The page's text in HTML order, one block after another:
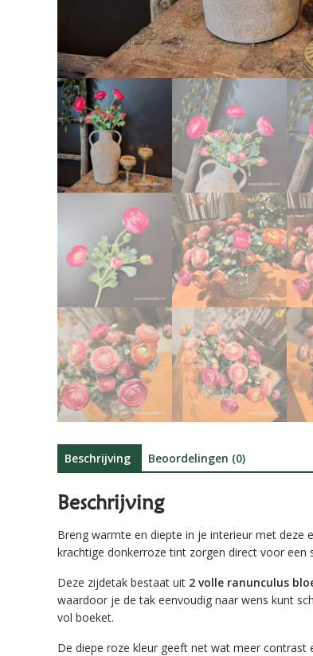
Beschrijving Beoordelingen (0)
Beschrijving
Breng warmte en diepte in je interieur met deze
krachtige donkerroze tint zorgen direct voor
Deze zijdetak bestaat uit 2 volle ranunculus
waardoor je de tak eenvoudig naar wens kunt
vol boeket.
De diepe roze kleur geeft net wat meer contrast